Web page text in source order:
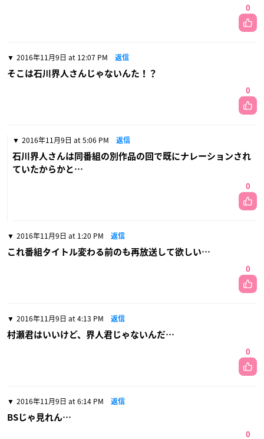
0
2016年11月9日 at 12:07 PM 返信
そこは石川界人さんじゃないんた！？
0
2016年11月9日 at 5:06 PM 返信
石川界人さんは同番組の別作品の回で既にナレーションされ
ていたからかと…
0
2016年11月9日 at 1:20 PM 返信
これ番組タイトル変わる前のも再放送して欲しい…
0
2016年11月9日 at 4:13 PM 返信
村瀬君はいいけど、界人君じゃないんだ…
0
2016年11月9日 at 6:14 PM 返信
BSじゃ見れん…
0